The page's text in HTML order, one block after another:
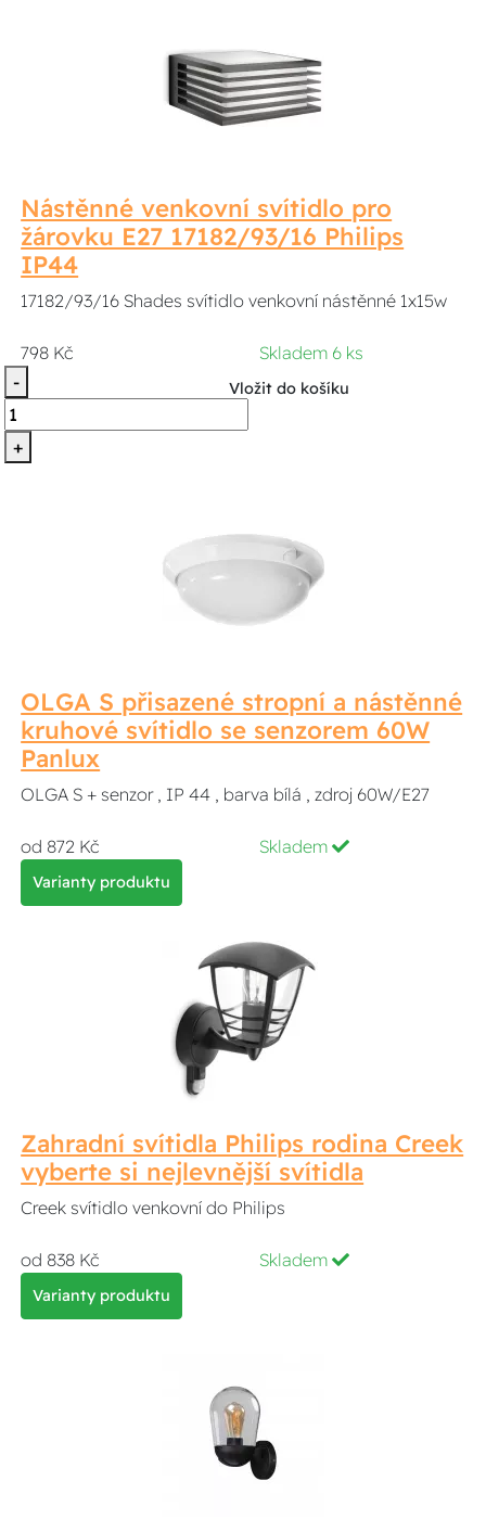
Nástěnné venkovní svítidlo pro
žárovku E27 17182/93/16 Philips
IP44
17182/93/16 Shades svítidlo venkovní nástěnné 1x15w
798 Kč
Skladem 6 ks
-
+
Vložit do košíku
OLGA S přisazené stropní a nástěnné
kruhové svítidlo se senzorem 60W
Panlux
OLGA S + senzor , IP 44 , barva bílá , zdroj 60W/E27
od 872 Kč Skladem
Varianty produktu
Zahradní svítidla Philips rodina Creek
vyberte si nejlevnější svítidla
Creek svítidlo venkovní do Philips
od 838 Kč Skladem
Varianty produktu